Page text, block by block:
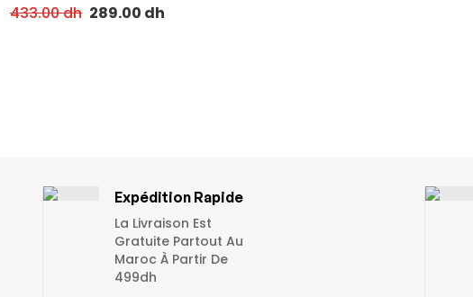
50ML
433.00dh 289.00 dh
Expédition Rapide
La Livraison Est
Gratuite Partout Au
Maroc À Partir De
499dh